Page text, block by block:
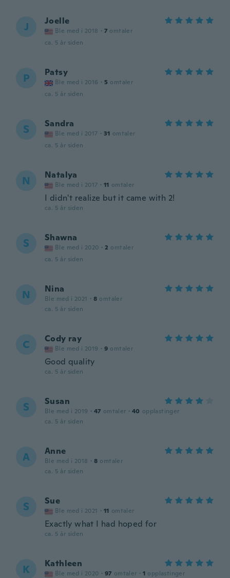
J Joelle
Ble med i 2018 · 7 omtaler
ca. 5 år siden
P Patsy
Ble med i 2016 · 5 omtaler
ca. 5 år siden
S Sandra
Ble med i 2017 · 31 omtaler
ca. 5 år siden
N Natalya
Ble med i 2017 · 11 omtaler
I didn't realize but it came with 2!
ca. 5 år siden
S Shawna
Ble med i 2020 · 2 omtaler
ca. 5 år siden
N Nina
Ble med i 2021 · 8 omtaler
ca. 5 år siden
C Cody ray
Ble med i 2019 · 9 omtaler
Good quality
ca. 5 år siden
S Susan
Ble med i 2019 · 47 omtaler · 40 opplastinger
ca. 5 år siden
A Anne
Ble med i 2018 · 8 omtaler
ca. 5 år siden
S Sue
Ble med i 2021 · 11 omtaler
Exactly what I had hoped for
ca. 5 år siden
K Kathleen
Ble med i 2020 · 97 omtaler · 1 opplastinger